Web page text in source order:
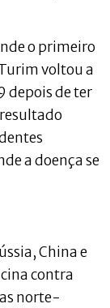
o primeiro
voltou a
depois de ter
a doença se
China e
contra
norte-